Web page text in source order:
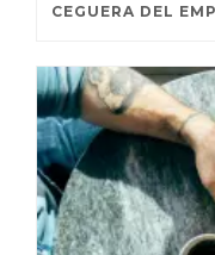
CEGUERA DEL